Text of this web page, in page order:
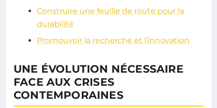
Construire une feuille de route pour la
durabilité
Promouvoir la recherche et l’innovation
UNE ÉVOLUTION NÉCESSAIRE
FACE AUX CRISES
CONTEMPORAINES